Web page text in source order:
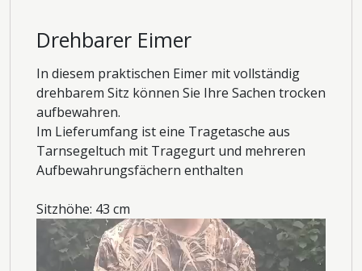
Drehbarer Eimer
In diesem praktischen Eimer mit vollständig
drehbarem Sitz können Sie Ihre Sachen trocken
aufbewahren.
Im Lieferumfang ist eine Tragetasche aus
Tarnsegeltuch mit Tragegurt und mehreren
Aufbewahrungsfächern enthalten
Sitzhöhe: 43 cm